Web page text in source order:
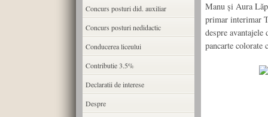
Manu şi Aura
primar interimar
despre
pancarte colorate
Concurs posturi did. auxiliar
Concurs posturi nedidactic
Conducerea liceului
Contributie 3.5%
Declaratii de interese
Despre